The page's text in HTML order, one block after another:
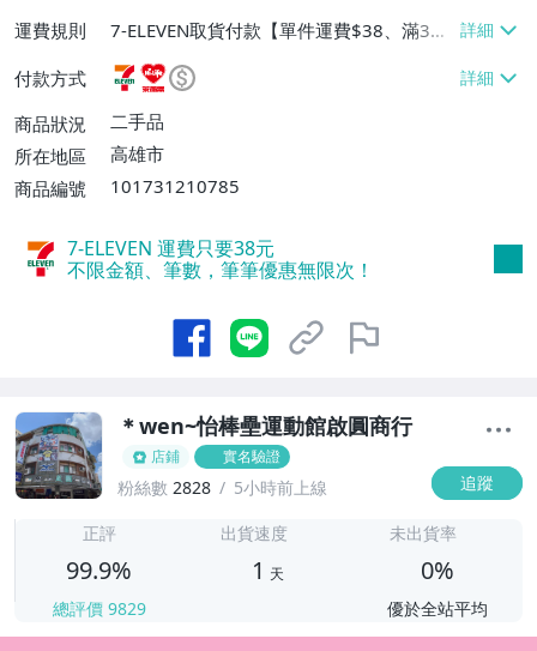
運費規則
7-ELEVEN取貨付款【單件運費$38、滿3件
或消費滿$1000免運費】、萊爾富取貨付款
【單件運費$60、滿3件或消費滿$1000免
運費】、宅配/貨運【單件運費$180】
付款方式
商品狀況
二手品
所在地區
高雄市
商品編號
101731210785
7-ELEVEN 運費只要38元
不限金額、筆數，筆筆優惠無限次！
＊wen~怡棒壘運動館啟圓商行
店鋪 實名驗證
粉絲數 2828 5小時前上線 追蹤
正評
99.9%
總評價 9829
出貨速度
1 天
未出貨率
0%
優於全站平均